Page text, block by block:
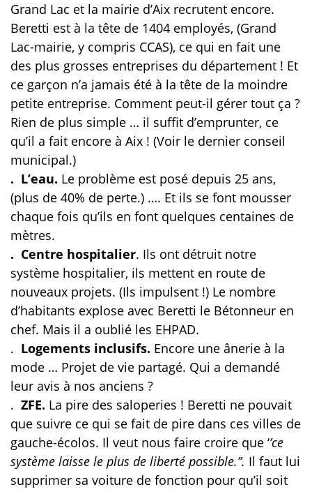
Grand Lac et la mairie d’Aix recrutent encore.
Beretti est à la tête de 1404 employés, (Grand
Lac-mairie, y compris CCAS), ce qui en fait une
des plus grosses entreprises du département ! Et
ce garçon n’a jamais été à la tête de la moindre
petite entreprise. Comment peut-il gérer tout ça ?
Rien de plus simple … il suffit d’emprunter, ce
qu’il a fait encore à Aix ! (Voir le dernier conseil
municipal.)
. L’eau. Le problème est posé depuis 25 ans,
(plus de 40% de perte.) …. Et ils se font mousser
chaque fois qu’ils en font quelques centaines de
mètres.
. Centre hospitalier. Ils ont détruit notre
système hospitalier, ils mettent en route de
nouveaux projets. (Ils impulsent !) Le nombre
d’habitants explose avec Beretti le Bétonneur en
chef. Mais il a oublié les EHPAD.
. Logements inclusifs. Encore une ânerie à la
mode … Projet de vie partagé. Qui a demandé
leur avis à nos anciens ?
. ZFE. La pire des saloperies ! Beretti ne pouvait
que suivre ce qui se fait de pire dans ces villes de
gauche-écolos. Il veut nous faire croire que ‘’ce
système laisse le plus de liberté possible.’’. Il faut lui
supprimer sa voiture de fonction pour qu’il soit